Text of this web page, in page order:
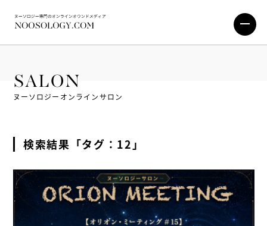
SALON
ヌーソロジーオンラインサロン
検索結果「タグ：12」